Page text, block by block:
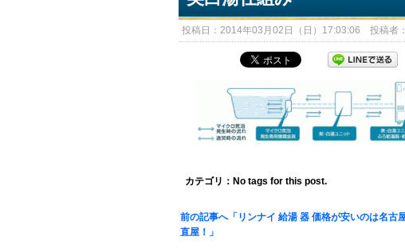
投稿日：2014年03月02日（日）17:03:06 投稿者
カテゴリ：No tags for this post.
前の記事へ「リンナイ 給湯 器 価格が安いのは名古
直屋！」